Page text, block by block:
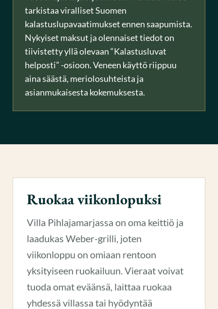
tarkistaa viralliset Suomen
kalastuslupavaatimukset ennen saapumista.
Nykyiset maksut ja olennaiset tiedot on
tiivistetty yllä olevaan “Kalastusluvat
helposti” -osioon. Veneen käyttö riippuu
aina säästä, meriolosuhteista ja
asianmukaisesta kokemuksesta.
Ruokaa viikonlopuksi
Villa Pihlajamarjassa on oma keittiö ja
laadukas Weber-grilli, joten
viikonloppu on omiaan rentoon
yksityiseen ruokailuun. Vieraat voivat
tuoda omat eväänsä, laittaa ruokaa
yhdessä villassa tai hyödyntää